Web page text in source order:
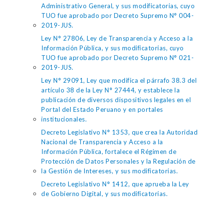
Administrativo General, y sus modificatorias, cuyo
TUO fue aprobado por Decreto Supremo N° 004-
2019-JUS.
Ley N° 27806, Ley de Transparencia y Acceso a la
Información Pública, y sus modificatorias, cuyo
TUO fue aprobado por Decreto Supremo N° 021-
2019-JUS.
Ley N° 29091, Ley que modifica el párrafo 38.3 del
artículo 38 de la Ley N° 27444, y establece la
publicación de diversos dispositivos legales en el
Portal del Estado Peruano y en portales
institucionales.
Decreto Legislativo N° 1353, que crea la Autoridad
Nacional de Transparencia y Acceso a la
Información Pública, fortalece el Régimen de
Protección de Datos Personales y la Regulación de
la Gestión de Intereses, y sus modificatorias.
Decreto Legislativo N° 1412, que aprueba la Ley
de Gobierno Digital, y sus modificatorias.